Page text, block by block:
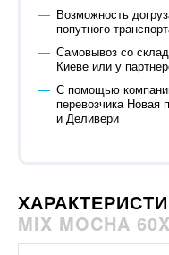
Возможность
попутного
Самовывоз со
Киеве или у
С помощью
перевозчика Новая
и Деливери
MIX MOCHA